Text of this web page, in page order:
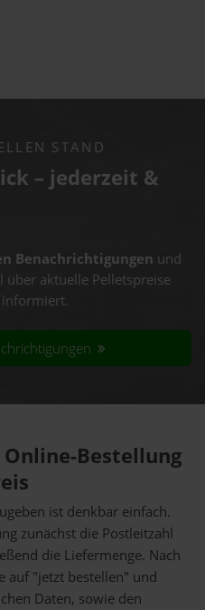
STAND
– jederzeit &
Benachrichtigungen und
über aktuelle Pelletspreise
informiert.
Bestellung
ist denkbar einfach.
zunächst die Postleitzahl
die Liefermenge. Nach
auf "jetzt bestellen" und
Daten, sowie den